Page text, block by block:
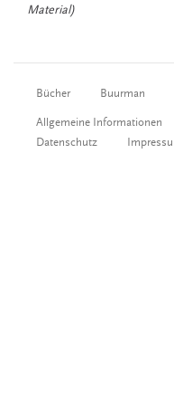
Material)
Bücher Buurman
Allgemeine Informationen
Datenschutz